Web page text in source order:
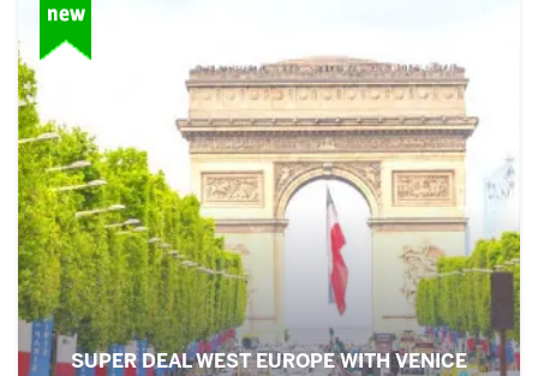
SUPER DEAL WEST EUROPE WITH VENICE